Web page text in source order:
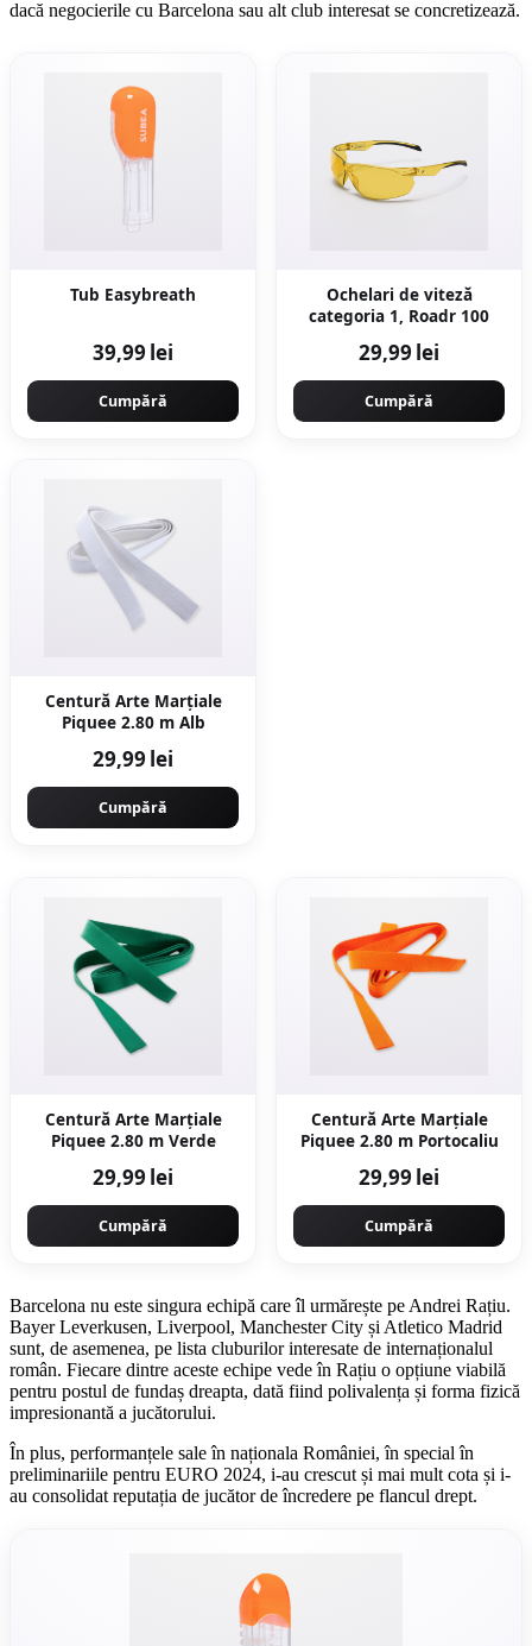
dacă negocierile cu Barcelona sau alt club interesat se concretizează.
Tub Easybreath
39,99 lei
Cumpără
Ochelari de viteză
categoria 1, Roadr 100
29,99 lei
Cumpără
Centură Arte Marțiale
Piquee 2.80 m Alb
29,99 lei
Cumpără
Centură Arte Marțiale
Piquee 2.80 m Verde
29,99 lei
Cumpără
Centură Arte Marțiale
Piquee 2.80 m Portocaliu
29,99 lei
Cumpără
Barcelona nu este singura echipă care îl urmărește pe Andrei Rațiu.
Bayer Leverkusen, Liverpool, Manchester City și Atletico Madrid
sunt, de asemenea, pe lista cluburilor interesate de internaționalul
român. Fiecare dintre aceste echipe vede în Rațiu o opțiune viabilă
pentru postul de fundaș dreapta, dată fiind polivalența și forma fizică
impresionantă a jucătorului.
În plus, performanțele sale în naționala României, în special în
preliminariile pentru EURO 2024, i-au crescut și mai mult cota și i-
au consolidat reputația de jucător de încredere pe flancul drept.